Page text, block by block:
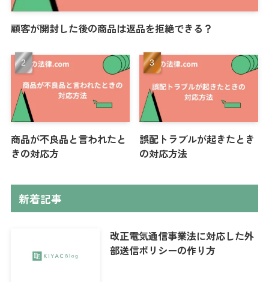
顧客が開封した後の商品は返品を拒絶できる？
商品が不良品と言われたと
きの対応方
誤配トラブルが起きたとき
の対応方法
新着記事
改正電気通信事業法に対応した外
部送信ポリシーの作り方